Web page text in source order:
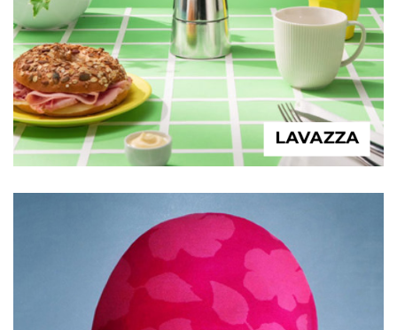
LAVAZZA